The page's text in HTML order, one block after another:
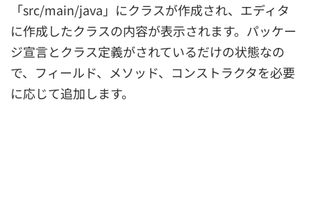
「src/main/java」にクラスが作成され、エディタ
に作成したクラスの内容が表示されます。パッケー
ジ宣言とクラス定義がされているだけの状態なの
で、フィールド、メソッド、コンストラクタを必要
に応じて追加します。